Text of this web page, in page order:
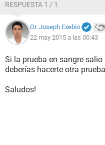
RESPUESTA 1 / 1
Dr. Joseph Exebio
22 may 2015 a las 00:43
Si la prueba en sangre
deberías hacerte otra
Saludos!